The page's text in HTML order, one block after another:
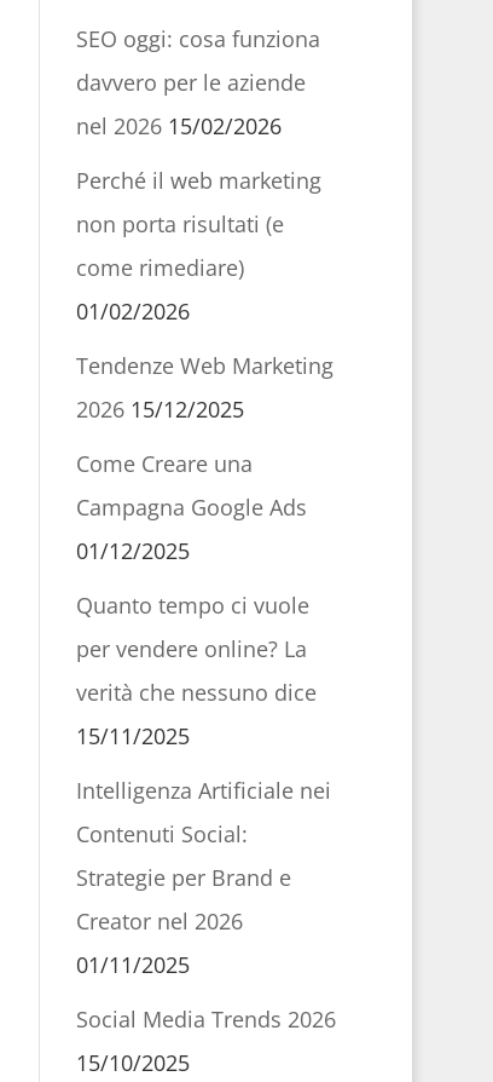
SEO oggi: cosa funziona
davvero per le aziende
nel 2026 15/02/2026
Perché il web marketing
non porta risultati (e
come rimediare)
01/02/2026
Tendenze Web Marketing
2026 15/12/2025
Come Creare una
Campagna Google Ads
01/12/2025
Quanto tempo ci vuole
per vendere online? La
verità che nessuno dice
15/11/2025
Intelligenza Artificiale nei
Contenuti Social:
Strategie per Brand e
Creator nel 2026
01/11/2025
Social Media Trends 2026
15/10/2025